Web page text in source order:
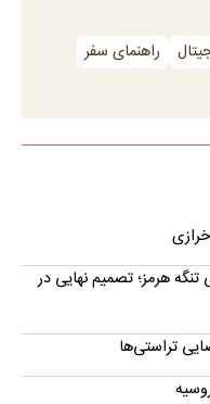
راهنمای سفر
هرمز؛ تصمیم نهایی در
تراستی‌ها